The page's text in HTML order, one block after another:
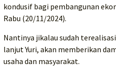
kondusif bagi pembangunan
Rabu (20/11/2024).
Nantinya jikalau sudah
lanjut Yuri, akan memberikan
usaha dan masyarakat.